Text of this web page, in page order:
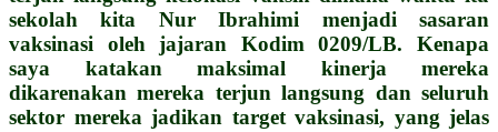
sekolah kita Nur Ibrahimi menjadi sasaran
vaksinasi oleh jajaran Kodim 0209/LB. Kenapa
saya katakan maksimal kinerja mereka
dikarenakan mereka terjun langsung dan seluruh
sektor mereka jadikan target vaksinasi, yang jelas